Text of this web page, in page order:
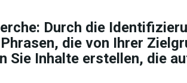
Durch die
die von Ihrer
Sie Inhalte erstellen, die